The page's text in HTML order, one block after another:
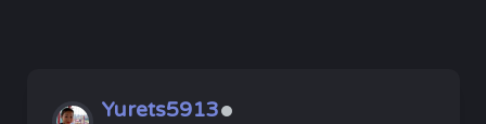
Yurets5913